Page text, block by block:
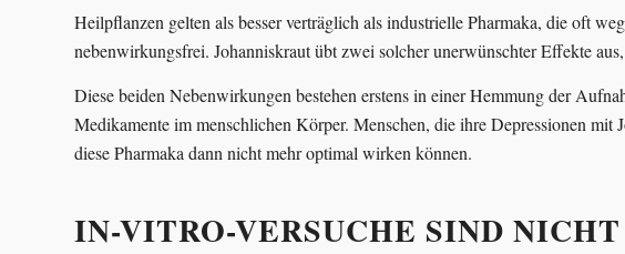
Heilpflanzen gelten als besser verträglich als industrielle Pharmaka, die oft
nebenwirkungsfrei. Johanniskraut übt zwei solcher unerwünschter Effekte
Diese beiden Nebenwirkungen bestehen erstens in einer Hemmung der
Medikamente im menschlichen Körper. Menschen, die ihre Depressionen
diese Pharmaka dann nicht mehr optimal wirken können.
IN-VITRO-VERSUCHE SIND